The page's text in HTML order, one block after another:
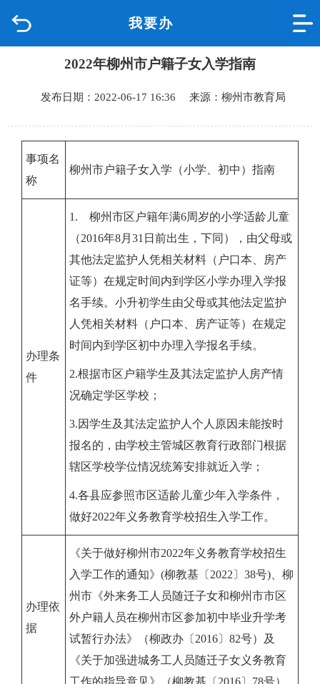
我要办
新闻中心
政府信息公开
网上办事
2022年柳州市户籍子女入学指南
发布日期：2022-06-17 16:36 来源：柳州市教育局
事项名
称
柳州市户籍子女入学（小学、初中）指南
办理条
件
1.
柳州市区户籍年满6周岁的小学适龄儿童
（2016年8月31日前出生，下同），由父母或
其他法定监护人凭相关材料（户口本、房产
证等）在规定时间内到学区小学办理入学报
名手续。小升初学生由父母或其他法定监护
人凭相关材料（户口本、房产证等）在规定
时间内到学区初中办理入学报名手续。
2.根据市区户籍学生及其法定监护人房产情
况确定学区学校；
3.因学生及其法定监护人个人原因未能按时
报名的，由学校主管城区教育行政部门根据
辖区学校学位情况统筹安排就近入学；
4.各县应参照市区适龄儿童少年入学条件，
做好2022年义务教育学校招生入学工作。
办理依
据
《关于做好柳州市2022年义务教育学校招生
入学工作的通知》(柳教基〔2022〕38号)、柳
州市《外来务工人员随迁子女和柳州市市区
外户籍人员在柳州市区参加初中毕业升学考
试暂行办法》（柳政办〔2016〕82号）及
《关于加强进城务工人员随迁子女义务教育
工作的指导意见》（柳教基〔2016〕78号）